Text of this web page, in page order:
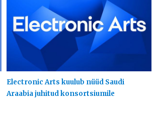
Electronic Arts kuulub nüüd Saudi
Araabia juhitud konsortsiumile